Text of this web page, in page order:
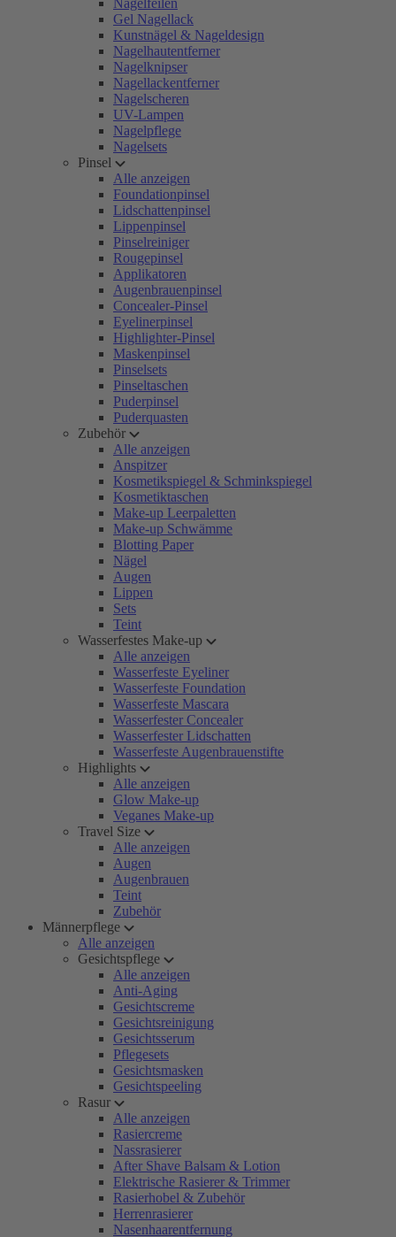
Nagelfeilen
Gel Nagellack
Kunstnägel & Nageldesign
Nagelhautentferner
Nagelknipser
Nagellackentferner
Nagelscheren
UV-Lampen
Nagelpflege
Nagelsets
Pinsel
Alle anzeigen
Foundationpinsel
Lidschattenpinsel
Lippenpinsel
Pinselreiniger
Rougepinsel
Applikatoren
Augenbrauenpinsel
Concealer-Pinsel
Eyelinerpinsel
Highlighter-Pinsel
Maskenpinsel
Pinselsets
Pinseltaschen
Puderpinsel
Puderquasten
Zubehör
Alle anzeigen
Anspitzer
Kosmetikspiegel & Schminkspiegel
Kosmetiktaschen
Make-up Leerpaletten
Make-up Schwämme
Blotting Paper
Nägel
Augen
Lippen
Sets
Teint
Wasserfestes Make-up
Alle anzeigen
Wasserfeste Eyeliner
Wasserfeste Foundation
Wasserfeste Mascara
Wasserfester Concealer
Wasserfester Lidschatten
Wasserfeste Augenbrauenstifte
Highlights
Alle anzeigen
Glow Make-up
Veganes Make-up
Travel Size
Alle anzeigen
Augen
Augenbrauen
Teint
Zubehör
Männerpflege
Alle anzeigen
Gesichtspflege
Alle anzeigen
Anti-Aging
Gesichtscreme
Gesichtsreinigung
Gesichtsserum
Pflegesets
Gesichtsmasken
Gesichtspeeling
Rasur
Alle anzeigen
Rasiercreme
Nassrasierer
After Shave Balsam & Lotion
Elektrische Rasierer & Trimmer
Rasierhobel & Zubehör
Herrenrasierer
Nasenhaarentfernung